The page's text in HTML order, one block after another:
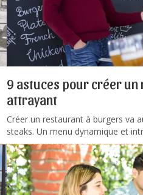
9 astuces pour créer
attrayant
Créer un restaurant à burgers va
steaks. Un menu dynamique et